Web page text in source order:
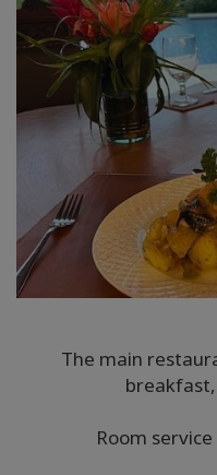
The main
breakfast,
Room